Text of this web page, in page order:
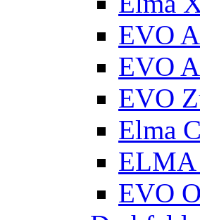
EVO
EVO
EVO
Elma
ELMA
EVO